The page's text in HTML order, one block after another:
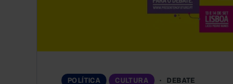
POLÍTICA CULTURA DEBATE